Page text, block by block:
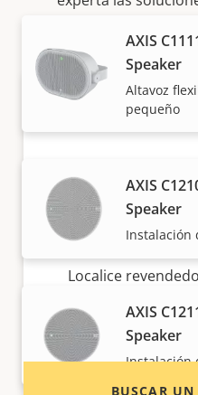
AXIS
Speaker
Altavoz
pequeño
AXIS
Speaker
Instalación
AXIS
Speaker
Instalación
¿Quiere comprar
Localice
BUSCAR UN